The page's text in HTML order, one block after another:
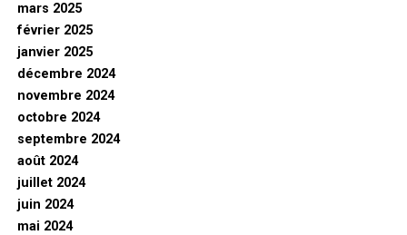
mars 2025
février 2025
janvier 2025
décembre 2024
novembre 2024
octobre 2024
septembre 2024
août 2024
juillet 2024
juin 2024
mai 2024